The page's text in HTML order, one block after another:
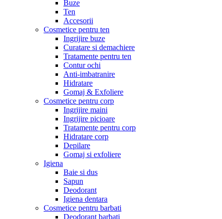
Buze
Ten
Accesorii
Cosmetice pentru ten
Ingrijire buze
Curatare si demachiere
Tratamente pentru ten
Contur ochi
Anti-imbatranire
Hidratare
Gomaj & Exfoliere
Cosmetice pentru corp
Ingrijire maini
Ingrijire picioare
Tratamente pentru corp
Hidratare corp
Depilare
Gomaj si exfoliere
Igiena
Baie si dus
Sapun
Deodorant
Igiena dentara
Cosmetice pentru barbati
Deodorant barbati